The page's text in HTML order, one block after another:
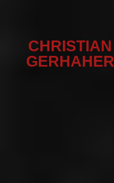
CHRISTIAN
GERHAHER